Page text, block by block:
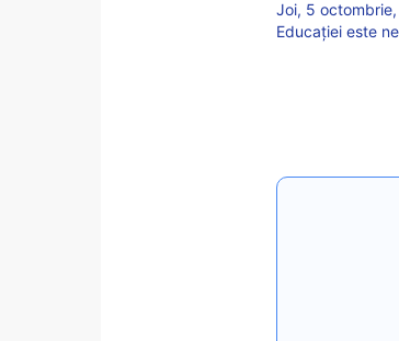
Joi, 5
Educației este